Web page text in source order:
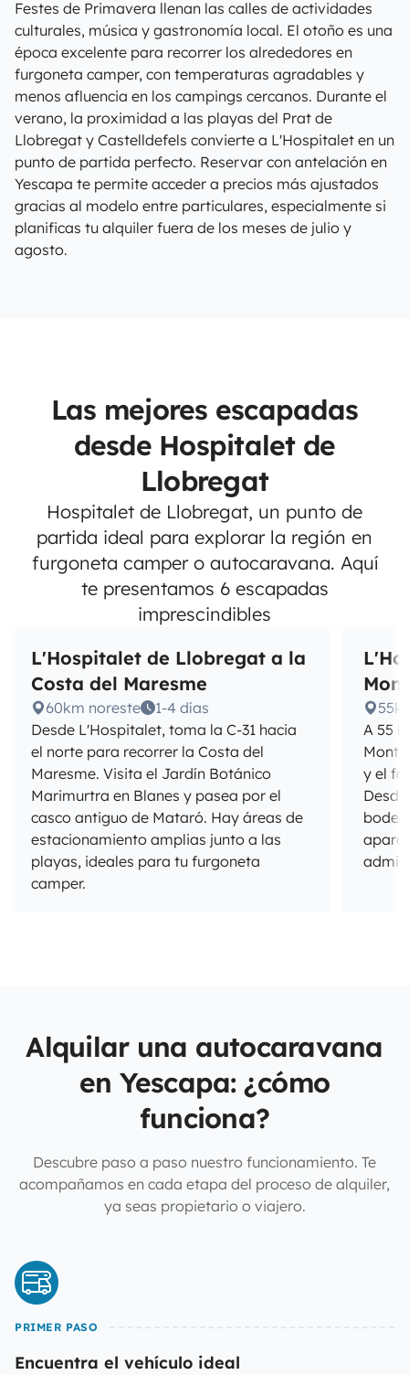
Festes de Primavera llenan las calles de actividades
culturales, música y gastronomía local. El otoño es una
época excelente para recorrer los alrededores en
furgoneta camper, con temperaturas agradables y
menos afluencia en los campings cercanos. Durante el
verano, la proximidad a las playas del Prat de
Llobregat y Castelldefels convierte a L'Hospitalet en un
punto de partida perfecto. Reservar con antelación en
Yescapa te permite acceder a precios más ajustados
gracias al modelo entre particulares, especialmente si
planificas tu alquiler fuera de los meses de julio y
agosto.
Las mejores escapadas
desde Hospitalet de
Llobregat
Hospitalet de Llobregat, un punto de
partida ideal para explorar la región en
furgoneta camper o autocaravana. Aquí
te presentamos 6 escapadas
imprescindibles
L'Hospitalet de Llobregat a la
Costa del Maresme
60km noreste
1-4 días
Desde L'Hospitalet, toma la C-31 hacia
el norte para recorrer la Costa del
Maresme. Visita el Jardín Botánico
Marimurtra en Blanes y pasea por el
casco antiguo de Mataró. Hay áreas de
estacionamiento amplias junto a las
playas, ideales para tu furgoneta
camper.
A 55
y el
Alquilar una autocaravana
en Yescapa: ¿cómo
funciona?
Descubre paso a paso nuestro funcionamiento. Te
acompañamos en cada etapa del proceso de alquiler,
ya seas propietario o viajero.
PRIMER PASO
Encuentra el vehículo ideal